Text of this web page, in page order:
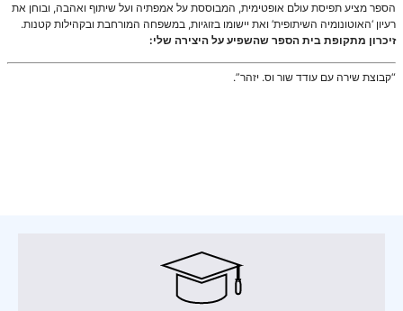
הספר מציע תפיסת עולם אופטימית, המבוססת על אמפתיה ועל שיתוף ואהבה, ובוחן את
רעיון ‘האוטונומיה השיתופית’ ואת יישומו בזוגיות, במשפחה המורחבת ובקהילות קטנות.
זיכרון מתקופת בית הספר שהשפיע על היצירה שלי:
“קבוצת שירה עם עודד שור וס. יזהר”.